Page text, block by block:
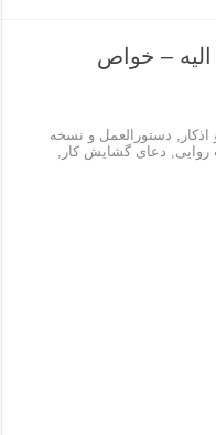
الیه – خواص
اذكار , دستورالعمل و نسخه
, دعای گشایش کار ,